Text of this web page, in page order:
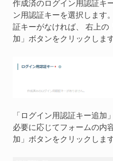
作成済のログイン用認証キ
ン用認証キーを選択します
証キーがなければ、 右上の
加」ボタンをクリックします
「ログイン用認証キー追加
必要に応じてフォームの内
加」ボタンをクリックします